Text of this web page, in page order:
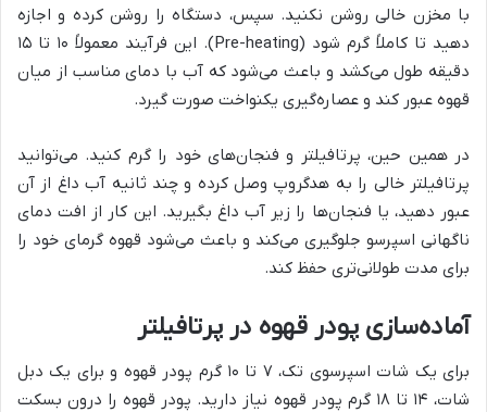
با مخزن خالی روشن نکنید. سپس، دستگاه را روشن کرده و اجازه
دهید تا کاملاً گرم شود (Pre-heating). این فرآیند معمولاً ۱۰ تا ۱۵
دقیقه طول می‌کشد و باعث می‌شود که آب با دمای مناسب از میان
قهوه عبور کند و عصاره‌گیری یکنواخت صورت گیرد.
در همین حین، پرتافیلتر و فنجان‌های خود را گرم کنید. می‌توانید
پرتافیلتر خالی را به هدگروپ وصل کرده و چند ثانیه آب داغ از آن
عبور دهید، یا فنجان‌ها را زیر آب داغ بگیرید. این کار از افت دمای
ناگهانی اسپرسو جلوگیری می‌کند و باعث می‌شود قهوه گرمای خود را
برای مدت طولانی‌تری حفظ کند.
آماده‌سازی پودر قهوه در پرتافیلتر
برای یک شات اسپرسوی تک، ۷ تا ۱۰ گرم پودر قهوه و برای یک دبل
شات، ۱۴ تا ۱۸ گرم پودر قهوه نیاز دارید. پودر قهوه را درون بسکت